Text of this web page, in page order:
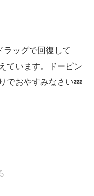
ラッグで回復して
ています。ドーピン
でおやすみなさい💤